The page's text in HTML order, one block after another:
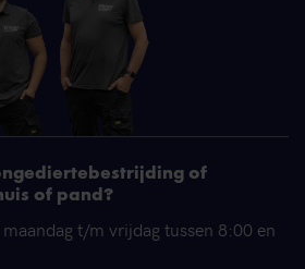
of
of pand?
t/m vrijdag tussen 8:00 en